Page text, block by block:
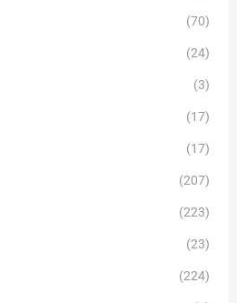
(70)
(24)
(3)
(17)
(17)
(207)
(223)
(23)
(224)